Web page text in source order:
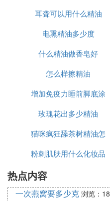
精油的怎么用
精油的用法有：蒸薰法
法；按敷法；喷洒法；
精油的正确使用方法 方
香熏炉熏香法:把清水倒
6滴精油。燃点蜡烛放置
精华油徐徐释放出来。
调配不同的精油滴入香
果，有助于制造不同的气
加湿机熏香法：在加湿
华油，使精油随加湿机的
暖气机香熏法：将棉球沾
耳聋可以用什么精油
电熏精油多少度
什么精油做香皂好
怎么样擦精油
增加免疫力睡前脚底涂
什么精油
玫瑰花出多少精油
猫咪疯狂舔茶树精油怎
么回事
粉刺肌肤用什么化妆品
热点内容
一次燕窝要多少克 浏览：